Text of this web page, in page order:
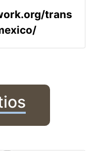
trans